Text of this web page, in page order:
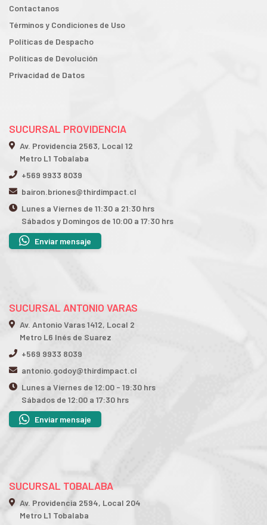
Contactanos
Términos y Condiciones de Uso
Políticas de Despacho
Políticas de Devolución
Privacidad de Datos
SUCURSAL PROVIDENCIA
Av. Providencia 2563, Local 12
Metro L1 Tobalaba
+569 9933 8039
bairon.briones@thirdimpact.cl
Lunes a Viernes de 11:30 a 21:30 hrs
Sábados y Domingos de 10:00 a 17:30 hrs
Enviar mensaje
SUCURSAL ANTONIO VARAS
Av. Antonio Varas 1412, Local 2
Metro L6 Inés de Suarez
+569 9933 8039
antonio.godoy@thirdimpact.cl
Lunes a Viernes de 12:00 - 19:30 hrs
Sábados de 12:00 a 17:30 hrs
Enviar mensaje
SUCURSAL TOBALABA
Av. Providencia 2594, Local 204
Metro L1 Tobalaba